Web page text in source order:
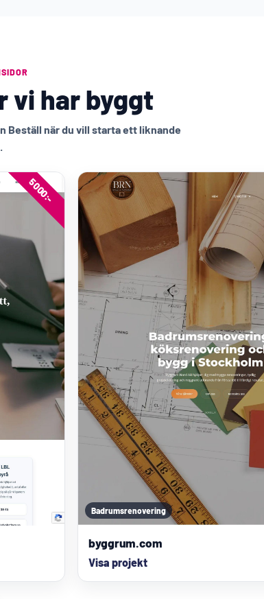
vi har byggt
Beställ när du vill starta ett liknande
5000:-
Badrumsrenovering
byggrum.com
Visa projekt